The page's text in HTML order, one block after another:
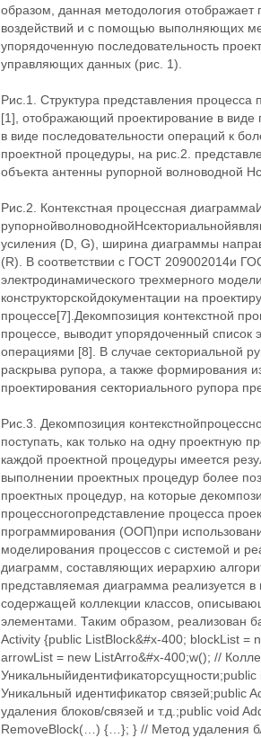
образом, данная методология
воздействий и с помощью выполняющих
упорядоченную последовательность
управляющих данных (рис. 1).
Рис.1. Структура представления процесса
[1], отображающий проектирование в виде
в виде последовательности операций к
проектной процедуры, на рис.2.
объекта ‬антенны рупорной волноводной
Рис.2. Контекстная процессная
усиления (D, G), ширина диаграммы
(R). В соответствии с ГОСТ 209002014и
электродинамического трехмерного
конструкторскойдокументации на
процессе[7].Декомпозиция контекстной
процессе, выводит упорядоченный
операциями [8]. В случае секториальной
раскрыва рупора, а также формирования
проектирования секториального рупора
Рис.3. Декомпозиция
поступать, как только на одну проектную
каждой проектной процедуры имеется
выполнении проектных процедур более
проектных процедур, на которые
процессногопредставление процесса
программирования (ООП)при
моделирования процессов с системой и
диаграмм, составляющих иерархию
представляемая диаграмма реализуется
содержащей коллекции классов,
элементами. Таким образом, реализован
Activity {public ListBlock&#x-400; blockList =
arrowList = new ListArro&#x-400;w(); //
Уникальный идентификатор связей;public
удаления блоков/связей и т.д.;public void
RemoveBlock(…) {…}; } // Метод удаления